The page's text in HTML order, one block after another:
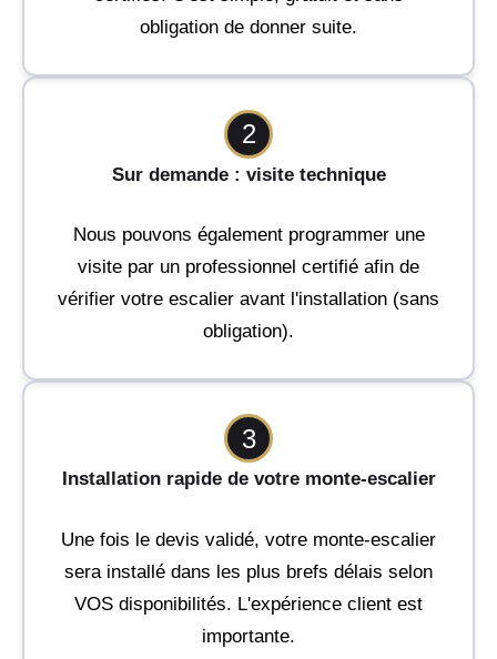
obligation de donner suite.
2
Sur demande : visite technique
Nous pouvons également programmer une
visite par un professionnel certifié afin de
vérifier votre escalier avant l'installation (sans
obligation).
3
Installation rapide de votre monte-escalier
Une fois le devis validé, votre monte-escalier
sera installé dans les plus brefs délais selon
VOS disponibilités. L'expérience client est
importante.